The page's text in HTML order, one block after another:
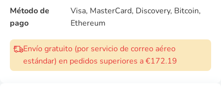
Método de
pago
Visa, MasterCard, Discovery, Bitcoin,
Ethereum
Envío gratuito (por servicio de correo aéreo
estándar) en pedidos superiores a €172.19